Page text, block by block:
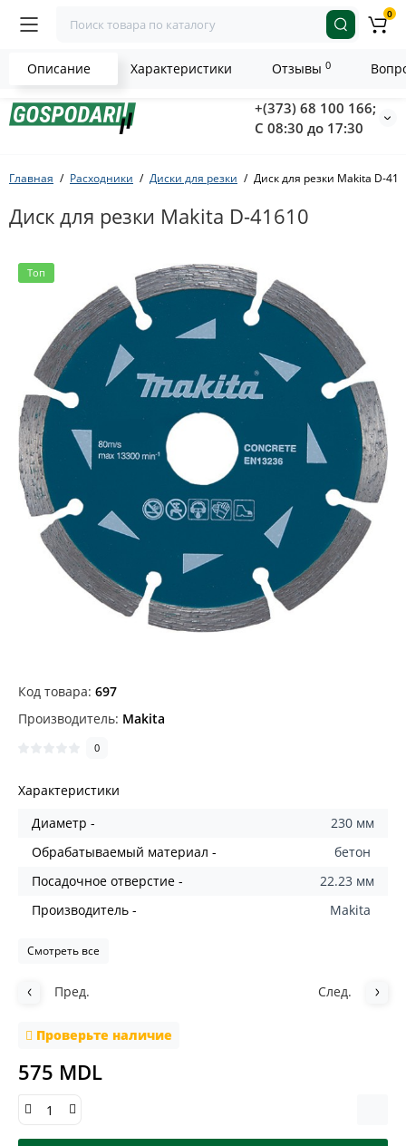
+(373) 68 100 166;
С 08:30 до 17:30
0
Главная Расходники Диски для резки Диск для резки Makita D-
Диск для резки Makita D-41610
Топ
Код товара: 697
Производитель: Makita
0
Характеристики
Диаметр -
230 мм
Обрабатываемый материал -
бетон
Посадочное отверстие -
22.23 мм
Производитель -
Makita
Смотреть все
Пред. След.
Проверьте наличие
575 MDL
Описание Характеристики Отзывы 0